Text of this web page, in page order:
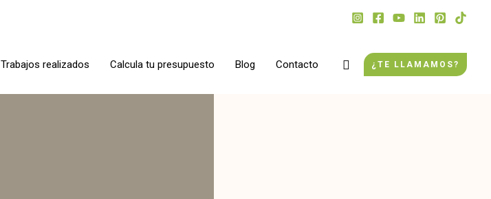
Trabajos realizados Calcula tu presupuesto Blog Contacto Buscar¿TE LLAMAMOS?